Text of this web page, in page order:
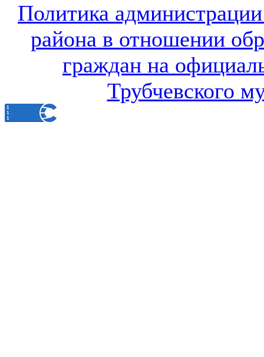
Политика
района в отношении
граждан на
Трубчевского